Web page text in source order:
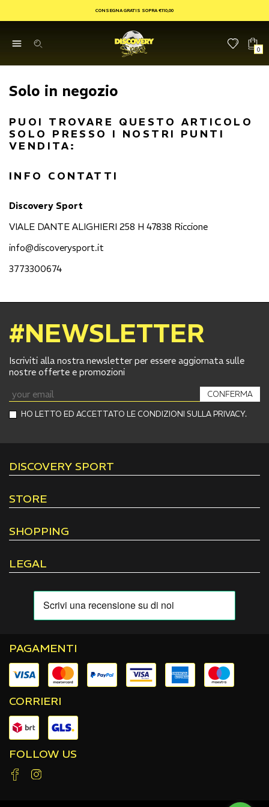
CONSEGNA GRATIS SOPRA €110,00
0
Solo in negozio
PUOI TROVARE QUESTO ARTICOLO
SOLO PRESSO I NOSTRI PUNTI
VENDITA:
INFO CONTATTI
Discovery Sport
VIALE DANTE ALIGHIERI 258 H 47838 Riccione
info@discoverysport.it
3773300674
#NEWSLETTER
Iscriviti alla nostra newsletter per essere aggiornata sulle
nostre offerte e promozioni
HO LETTO ED ACCETTATO LE CONDIZIONI SULLA PRIVACY.
CONFERMA
DISCOVERY SPORT
STORE
SHOPPING
LEGAL
PAGAMENTI
CORRIERI
FOLLOW US